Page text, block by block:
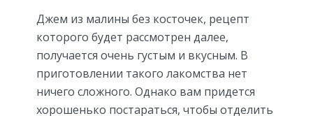
Джем из малины без косточек, рецепт
которого будет рассмотрен далее,
получается очень густым и вкусным. В
приготовлении такого лакомства нет
ничего сложного. Однако вам придется
хорошенько постараться, чтобы отделить